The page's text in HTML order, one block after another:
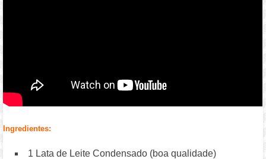
Ingredientes:
1 Lata de Leite Condensado (boa qualidade)